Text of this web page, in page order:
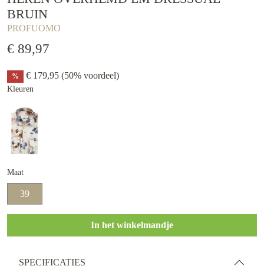
BRUIN
PROFUOMO
€ 89,97
% € 179,95 (50% voordeel)
Kleuren
Maat
39
In het winkelmandje
SPECIFICATIES